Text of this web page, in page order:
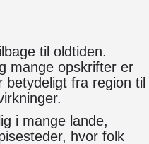
til oldtiden.
mange opskrifter er
fra region til
i mange lande,
hvor folk